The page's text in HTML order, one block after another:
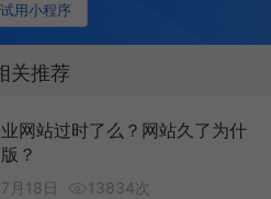
用小程序
关推荐
网站过时了么？网站久了为什
？
月18日 13834次